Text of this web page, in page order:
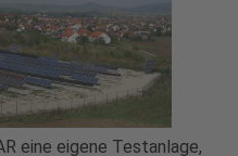
eine eigene Testanlage,